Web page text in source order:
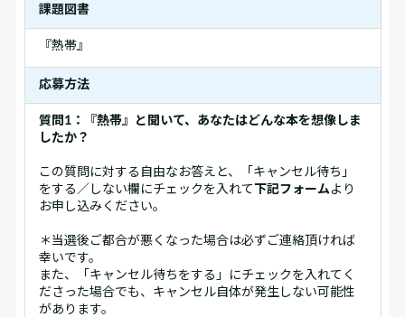
課題図書
『熱帯』
応募方法
質問1：『熱帯』と聞いて、あなたはどんな本を想像しま
したか？
この質問に対する自由なお答えと、「キャンセル待ち」
をする／しない欄にチェックを入れて下記フォームより
お申し込みください。
＊当選後ご都合が悪くなった場合は必ずご連絡頂ければ
幸いです。
また、「キャンセル待ちをする」にチェックを入れてく
ださった場合でも、キャンセル自体が発生しない可能性
があります。